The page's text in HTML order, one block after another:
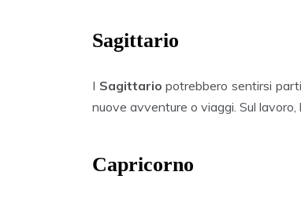
Sagittario
I Sagittario potrebbero sentirsi
nuove avventure o viaggi. Sul
Capricorno